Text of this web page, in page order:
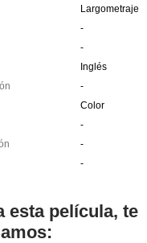
Largometraje
-
-
Inglés
-
Color
-
-
-
esta película, te